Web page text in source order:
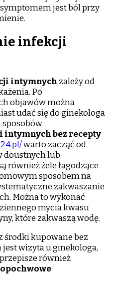
jest ból przy
infekcji
intymnych zależy od
Po
objawów można
udać się do ginekologa
intymnych bez recepty
warto zacząć od
doustnych lub
również żele łagodzące
sposobem na
zakwaszanie
Można to wykonać
mycia kwasu
które zakwaszą wodę.
środki kupowane bez
wizyta u ginekologa,
również